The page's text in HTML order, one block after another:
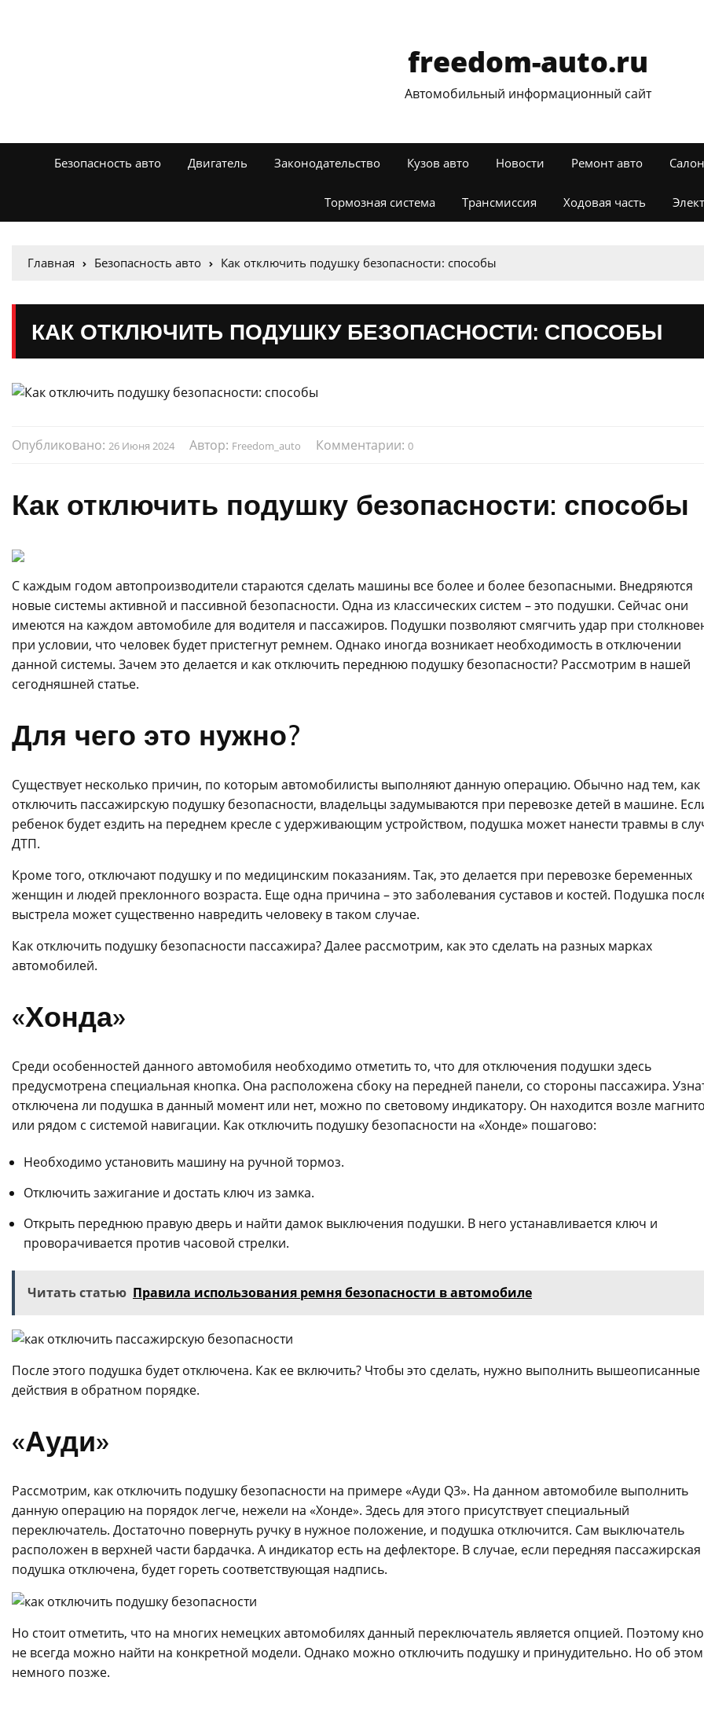
freedom-auto.ru
Автомобильный информационный сайт
Безопасность авто Двигатель Законодательство Кузов авто Новости Ремонт авто
Тормозная система Трансмиссия Ходовая часть
Главная Безопасность авто Как отключить подушку безопасности: способы
КАК ОТКЛЮЧИТЬ ПОДУШКУ БЕЗОПАСНОСТИ: СПОСОБЫ
Опубликовано: 26 Июня 2024 Автор: Freedom_auto Комментарии: 0
Как отключить подушку безопасности: способы
С каждым годом автопроизводители стараются сделать машины все более и более безопасными. Внедряются
новые системы активной и пассивной безопасности. Одна из классических систем – это подушки. Сейчас они
имеются на каждом автомобиле для водителя и пассажиров. Подушки позволяют смягчить удар при
при условии, что человек будет пристегнут ремнем. Однако иногда возникает необходимость в отключении
данной системы. Зачем это делается и как отключить переднюю подушку безопасности? Рассмотрим в нашей
сегодняшней статье.
Для чего это нужно?
Существует несколько причин, по которым автомобилисты выполняют данную операцию. Обычно над тем, как
отключить пассажирскую подушку безопасности, владельцы задумываются при перевозке детей в машине.
ребенок будет ездить на переднем кресле с удерживающим устройством, подушка может нанести травмы в
ДТП.
Кроме того, отключают подушку и по медицинским показаниям. Так, это делается при перевозке беременных
женщин и людей преклонного возраста. Еще одна причина – это заболевания суставов и костей. Подушка
выстрела может существенно навредить человеку в таком случае.
Как отключить подушку безопасности пассажира? Далее рассмотрим, как это сделать на разных марках
автомобилей.
«Хонда»
Среди особенностей данного автомобиля необходимо отметить то, что для отключения подушки здесь
предусмотрена специальная кнопка. Она расположена сбоку на передней панели, со стороны пассажира.
отключена ли подушка в данный момент или нет, можно по световому индикатору. Он находится возле
или рядом с системой навигации. Как отключить подушку безопасности на «Хонде» пошагово:
Необходимо установить машину на ручной тормоз.
Отключить зажигание и достать ключ из замка.
Открыть переднюю правую дверь и найти дамок выключения подушки. В него устанавливается ключ и
проворачивается против часовой стрелки.
Читать статью Правила использования ремня безопасности в автомобиле
После этого подушка будет отключена. Как ее включить? Чтобы это сделать, нужно выполнить вышеописанные
действия в обратном порядке.
«Ауди»
Рассмотрим, как отключить подушку безопасности на примере «Ауди Q3». На данном автомобиле выполнить
данную операцию на порядок легче, нежели на «Хонде». Здесь для этого присутствует специальный
переключатель. Достаточно повернуть ручку в нужное положение, и подушка отключится. Сам выключатель
расположен в верхней части бардачка. А индикатор есть на дефлекторе. В случае, если передняя пассажирская
подушка отключена, будет гореть соответствующая надпись.
Но стоит отметить, что на многих немецких автомобилях данный переключатель является опцией. Поэтому
не всегда можно найти на конкретной модели. Однако можно отключить подушку и принудительно. Но об этом
немного позже.